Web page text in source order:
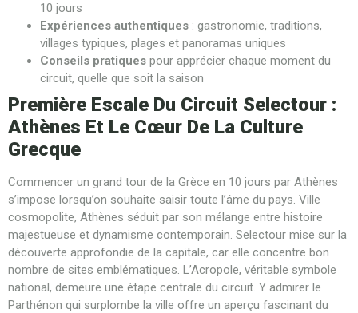
10 jours
Expériences authentiques : gastronomie, traditions,
villages typiques, plages et panoramas uniques
Conseils pratiques pour apprécier chaque moment du
circuit, quelle que soit la saison
Première Escale Du Circuit Selectour :
Athènes Et Le Cœur De La Culture
Grecque
Commencer un grand tour de la Grèce en 10 jours par Athènes
s’impose lorsqu’on souhaite saisir toute l’âme du pays. Ville
cosmopolite, Athènes séduit par son mélange entre histoire
majestueuse et dynamisme contemporain. Selectour mise sur la
découverte approfondie de la capitale, car elle concentre bon
nombre de sites emblématiques. L’Acropole, véritable symbole
national, demeure une étape centrale du circuit. Y admirer le
Parthénon qui surplombe la ville offre un aperçu fascinant du